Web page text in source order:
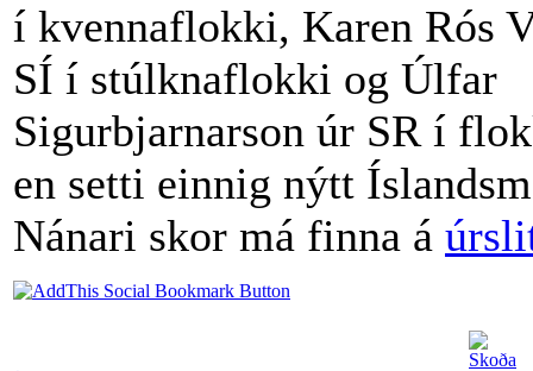
í kvennaflokki, Karen Rós
SÍ í stúlknaflokki og Úlfar
Sigurbjarnarson úr SR í
en setti einnig nýtt
Nánari skor má finna á